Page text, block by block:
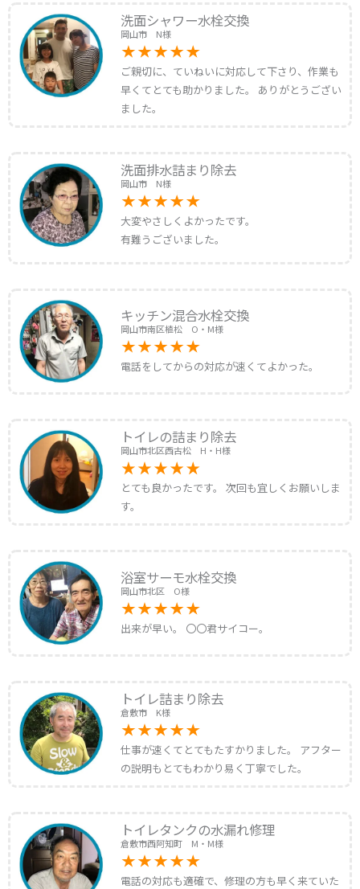
洗面シャワー水栓交換
岡山市 N様
ご親切に、ていねいに対応して下さり、作業も
早くてとても助かりました。 ありがとうござい
ました。
洗面排水詰まり除去
岡山市 N様
大変やさしくよかったです。
有難うございました。
キッチン混合水栓交換
岡山市南区植松 O・M様
電話をしてからの対応が速くてよかった。
トイレの詰まり除去
岡山市北区西古松 H・H様
とても良かったです。 次回も宜しくお願いしま
す。
浴室サーモ水栓交換
岡山市北区 O様
出来が早い。 〇〇君サイコー。
トイレ詰まり除去
倉敷市 K様
仕事が速くてとてもたすかりました。 アフター
の説明もとてもわかり易く丁寧でした。
トイレタンクの水漏れ修理
倉敷市西阿知町 M・M様
電話の対応も適確で、修理の方も早く来ていた